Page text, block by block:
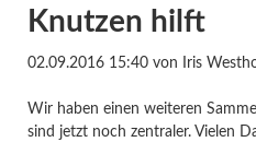
Knutzen hilft
02.09.2016 15:40von Iris
Wir haben einen weiteren
sind jetzt noch zentraler. Vielen